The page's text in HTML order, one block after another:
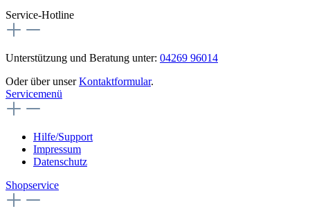
Service-Hotline
Unterstützung und Beratung unter: 04269 96014
Oder über unserKontaktformular.
Servicemenü
Hilfe/Support
Impressum
Datenschutz
Shopservice